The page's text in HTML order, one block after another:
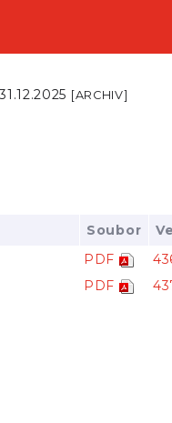
31.12.2025 [ARCHIV]
Soubor
PDF
PDF